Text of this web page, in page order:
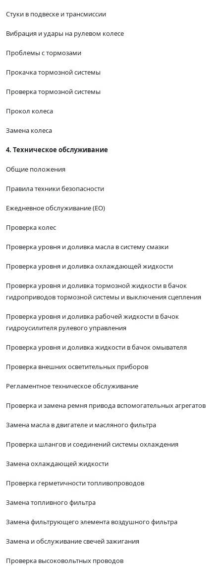
Стуки в подвеске и трансмиссии
Вибрация и удары на рулевом колесе
Проблемы с тормозами
Прокачка тормозной системы
Проверка тормозной системы
Прокол колеса
Замена колеса
4. Техническое обслуживание
Общие положения
Правила техники безопасности
Ежедневное обслуживание (ЕО)
Проверка колес
Проверка уровня и доливка масла в систему смазки
Проверка уровня и доливка охлаждающей жидкости
Проверка уровня и доливка тормозной жидкости в бачок
гидроприводов тормозной системы и выключения сцепления
Проверка уровня и доливка рабочей жидкости в бачок
гидроусилителя рулевого управления
Проверка уровня и доливка жидкости в бачок омывателя
Проверка внешних осветительных приборов
Регламентное техническое обслуживание
Проверка и замена ремня привода вспомогательных агрегатов
Замена масла в двигателе и масляного фильтра
Проверка шлангов и соединений системы охлаждения
Замена охлаждающей жидкости
Проверка герметичности топливопроводов
Замена топливного фильтра
Замена фильтрующего элемента воздушного фильтра
Замена и обслуживание свечей зажигания
Проверка высоковольтных проводов